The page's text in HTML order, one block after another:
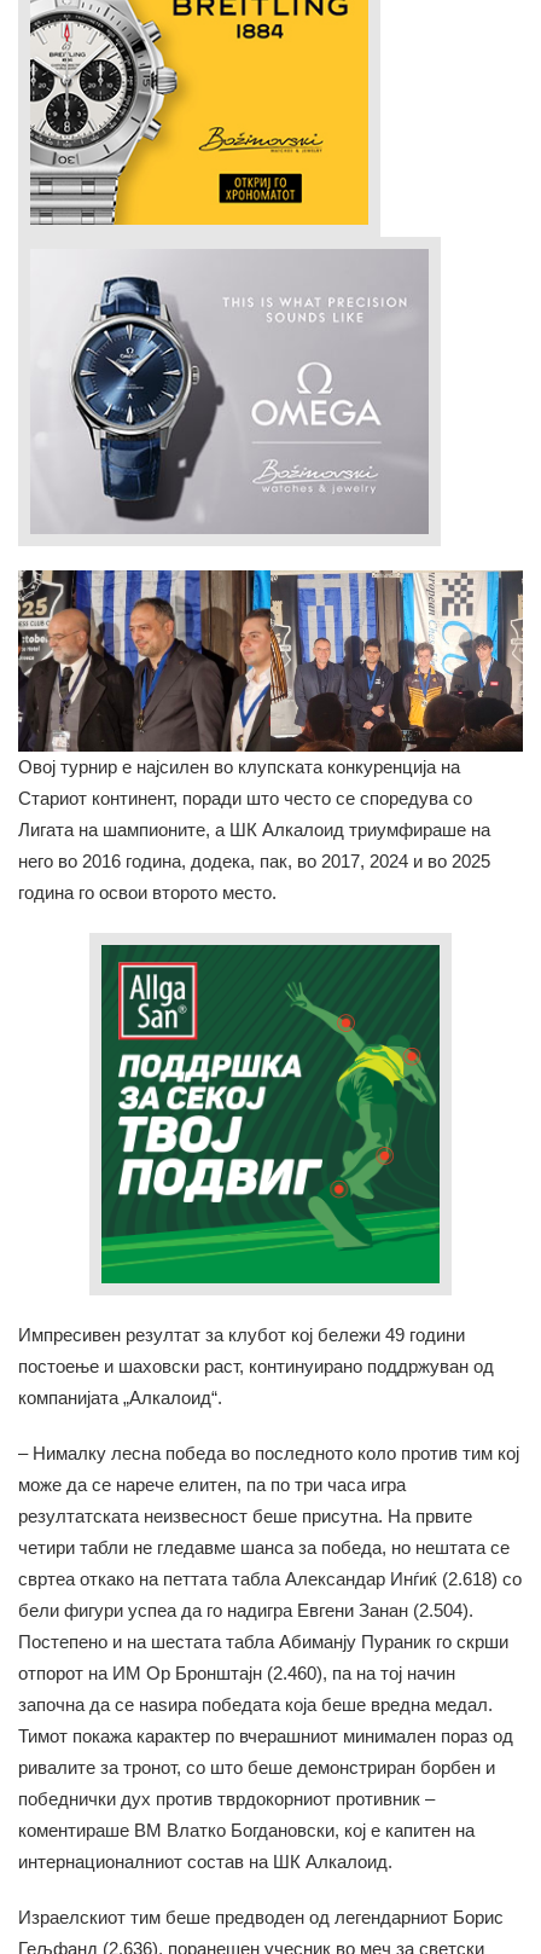
Овој турнир е најсилен во клупската конкуренција на
Стариот континент, поради што често се споредува со
Лигата на шампионите, а ШК Алкалоид триумфираше на
него во 2016 година, додека, пак, во 2017, 2024 и во 2025
година го освои второто место.
Импресивен резултат за клубот кој бележи 49 години
постоење и шаховски раст, континуирано поддржуван од
компанијата „Алкалоид“.
– Нималку лесна победа во последното коло против тим кој
може да се нарече елитен, па по три часа игра
резултатската неизвесност беше присутна. На првите
четири табли не гледавме шанса за победа, но нештата се
свртеа откако на петтата табла Александар Инѓиќ (2.618) со
бели фигури успеа да го надигра Евгени Занан (2.504).
Постепено и на шестата табла Абиманју Пураник го скрши
отпорот на ИМ Ор Бронштајн (2.460), па на тој начин
започна да се наѕира победата која беше вредна медал.
Тимот покажа карактер по вчерашниот минимален пораз од
ривалите за тронот, со што беше демонстриран борбен и
победнички дух против тврдокорниот противник –
коментираше ВМ Влатко Богдановски, кој е капитен на
интернационалниот состав на ШК Алкалоид.
Израелскиот тим беше предводен од легендарниот Борис
Гељфанд (2.636), поранешен учесник во меч за светски